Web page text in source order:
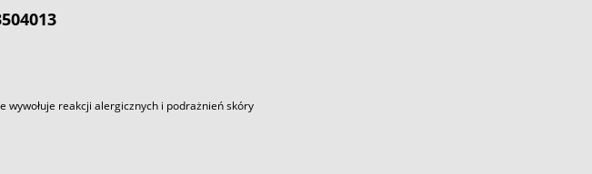
wywołuje reakcji alergicznych i podrażnień skóry